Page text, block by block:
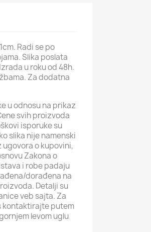
Radi se po
Slika poslata
u roku od 48h.
Za dodatna
u odnosu na prikaz
svih proizvoda
isporuke su
slika nije namenski
o kupovini,
Zakona o
i robe padaju
dorađena na
Detalji su
veb sajta. Za
kontaktirajte putem
levom uglu